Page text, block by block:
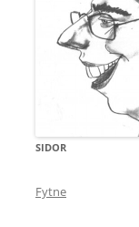
SIDOR
Fytne